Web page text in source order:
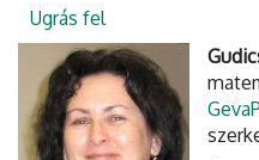
Ugrás fel